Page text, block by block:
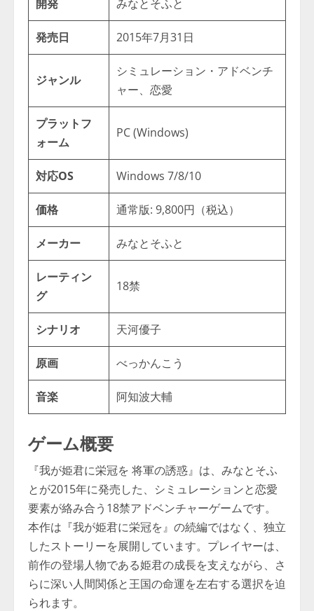
開発 みなとそふと
発売日 2015年7月31日
ジャンル
シミュレーション・アドベンチ
ャー、恋愛
プラットフ
ォーム
PC (Windows)
対応OS Windows 7/8/10
価格 通常版: 9,800円（税込）
メーカー みなとそふと
レーティン
グ
18禁
シナリオ 天河優子
原画 べっかんこう
音楽 阿知波大輔
ゲーム概要
『我が姫君に栄冠を 将軍の誘惑』は、みなとそふ
とが2015年に発売した、シミュレーションと恋愛
要素が絡み合う18禁アドベンチャーゲームです。
本作は『我が姫君に栄冠を』の続編ではなく、独立
したストーリーを展開しています。プレイヤーは、
前作の登場人物である姫君の成長を支えながら、さ
らに深い人間関係と王国の命運を左右する選択を迫
られます。